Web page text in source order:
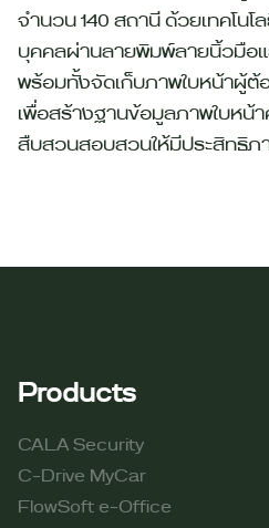
จำนวน 140 สถานี ด้วยเทคโนโ
บุคคลผ่านลายพิมพ์ลายนิ้วมือ
พร้อมทั้งจัดเก็บภาพใบหน้าผู้ต้
เพื่อสร้างฐานข้อมูลภาพใบหน้
สืบสวนสอบสวนให้มีประสิทธิภ
Products
CALA Security
C-Drive MyCar
FlowSoft e-Office